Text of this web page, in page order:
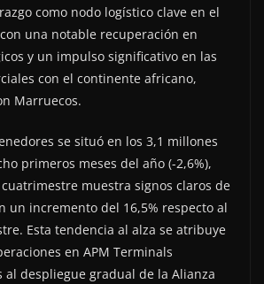
como nodo logístico clave en el
una notable recuperación en
y un impulso significativo en las
con el continente africano,
Marruecos.
se situó en los 3,1 millones
primeros meses del año (-2,6%),
muestra signos claros de
un incremento del 16,5% respecto al
Esta tendencia al alza se atribuye
en APM Terminals
al despliegue gradual de la Alianza